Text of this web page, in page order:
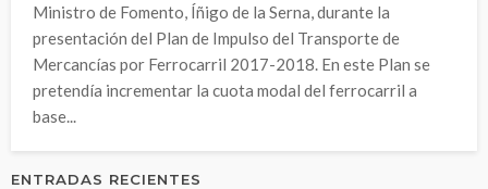
Ministro de Fomento, Íñigo de la Serna, durante la
presentación del Plan de Impulso del Transporte de
Mercancías por Ferrocarril 2017-2018. En este Plan se
pretendía incrementar la cuota modal del ferrocarril a
base...
ENTRADAS RECIENTES